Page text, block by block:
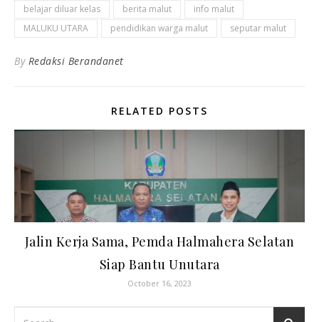
belajar diluar kelas berita malut
info malut
MALUKU UTARA
pendidikan warga malut seputar malut
By Redaksi Berandanet
RELATED POSTS
Jalin Kerja Sama, Pemda Halmahera Selatan
Siap Bantu Unutara
October 16, 2023